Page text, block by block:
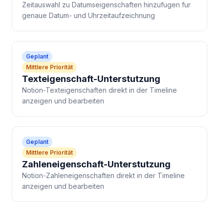
Zeitauswahl zu Datumseigenschaften hinzufugen fur
genaue Datum- und Uhrzeitaufzeichnung
Geplant
Mittlere Priorität
Texteigenschaft-Unterstutzung
Notion-Texteigenschaften direkt in der Timeline
anzeigen und bearbeiten
Geplant
Mittlere Priorität
Zahleneigenschaft-Unterstutzung
Notion-Zahleneigenschaften direkt in der Timeline
anzeigen und bearbeiten